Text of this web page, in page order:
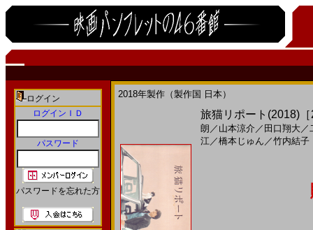
ログイン
ログインＩＤ
パスワード
パスワードを忘れた方
2018年製作（製作国 日本）
旅猫リポート(2018)
朗 ／ 山本涼介 ／ 田口翔大／
江／橋本じゅん ／竹内結子